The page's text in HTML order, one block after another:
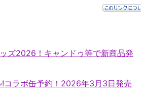
ズ2026！キャンドゥ等で新商品発
コラボ缶予約！2026年3月3日発売